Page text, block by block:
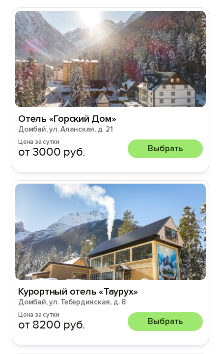
Отель «Горский Дом»
Домбай, ул. Аланская, д. 21
Цена за сутки
от 3000 руб. Выбрать
Курортный отель «Таурух»
Домбай, ул. Тебердинская, д. 8
Цена за сутки
от 8200 руб. Выбрать